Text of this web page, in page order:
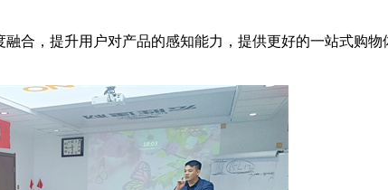
合，提升用户对产品的感知能力，提供更好的一站式购